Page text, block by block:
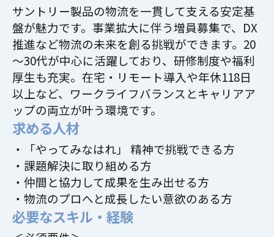
サントリー製品の物流を一貫して支える安定基
盤が魅力です。事業拡大に伴う増員募集で、DX
推進など物流の未来を創る挑戦ができます。20
～30代が中心に活躍しており、研修制度や福利
厚生も充実。在宅・リモート導入や年休118日
以上など、ワークライフバランスとキャリアア
ップの両立が叶う環境です。
求める人材
・「やってみなはれ」 精神で挑戦できる方
・課題解決に取り組める方
・仲間と協力して成果を生み出せる方
・物流のプロへと成長したい意欲のある方
必要なスキル・経験